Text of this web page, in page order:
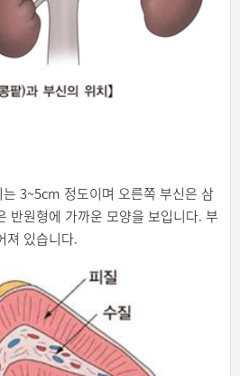
3~5cm 정도이며 오른쪽 부신은 삼
반원형에 가까운 모양을 보입니다. 부
져 있습니다.